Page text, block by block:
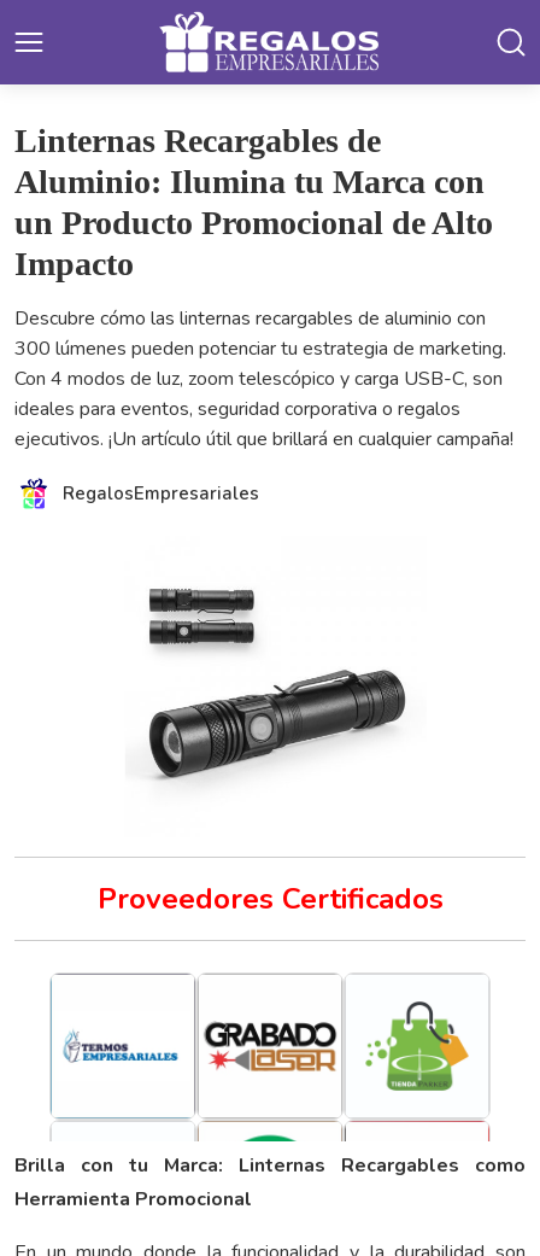
Linternas Recargables de
Aluminio: Ilumina tu Marca con
un Producto Promocional de Alto
Impacto
Descubre cómo las linternas recargables de aluminio con
300 lúmenes pueden potenciar tu estrategia de marketing.
Con 4 modos de luz, zoom telescópico y carga USB-C, son
ideales para eventos, seguridad corporativa o regalos
ejecutivos. ¡Un artículo útil que brillará en cualquier campaña!
RegalosEmpresariales
Proveedores Certificados
Brilla con tu Marca: Linternas Recargables como
Herramienta Promocional